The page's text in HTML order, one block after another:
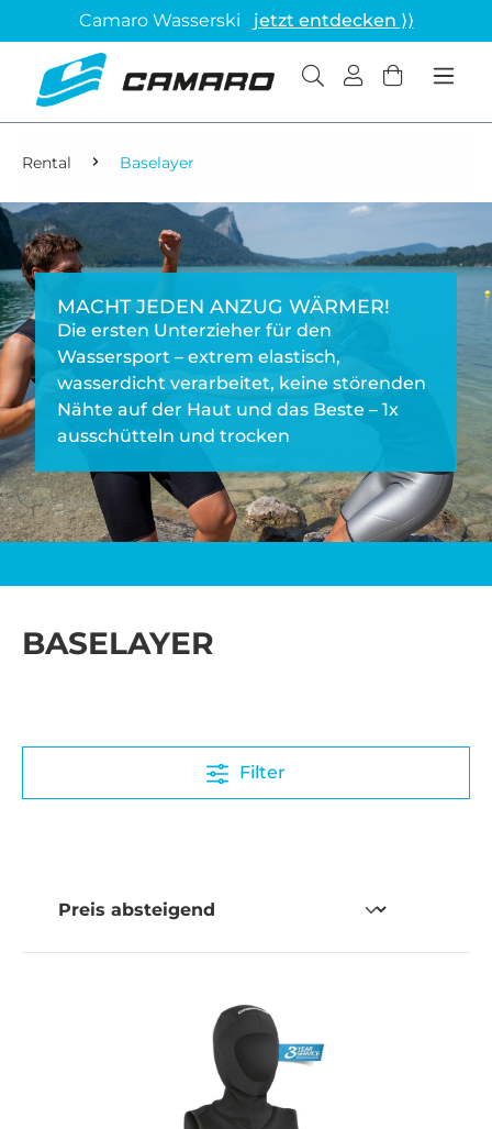
Camaro Wasserski jetzt entdecken ⟩⟩
Rental Baselayer
MACHT JEDEN ANZUG WÄRMER!
Die ersten Unterzieher für den
Wassersport – extrem elastisch,
wasserdicht verarbeitet, keine störenden
Nähte auf der Haut und das Beste – 1x
ausschütteln und trocken
BASELAYER
Filter